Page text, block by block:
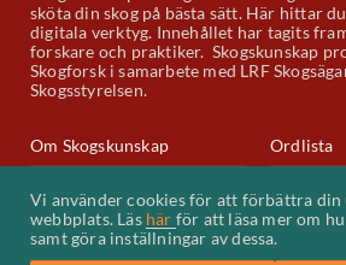
sköta din skog på bästa sätt. Här hittar
digitala verktyg. Innehållet har tagits
forskare och praktiker. Skogskunskap
Skogforsk i samarbete med LRF
Skogsstyrelsen.
Om Skogskunskap Ordlista
Kakor (cookies)
Vi använder cookies för att förbättra din
webbplats. Läs här för att läsa mer om
samt göra inställningar av dessa.